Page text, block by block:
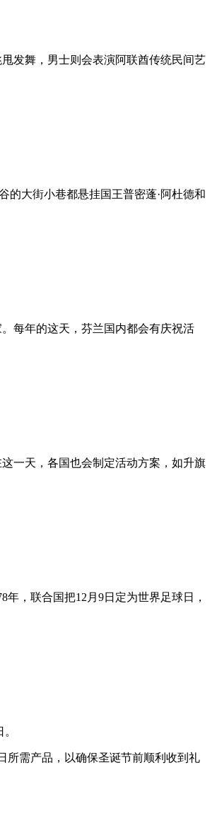
发舞，男士则会表演阿联酋传统民间艺
的大街小巷都悬挂国王普密蓬·阿杜德和
每年的这天，芬兰国内都会有庆祝活
一天，各国也会制定活动方案，如升旗
，联合国把12月9日定为世界足球日，
所需产品，以确保圣诞节前顺利收到礼